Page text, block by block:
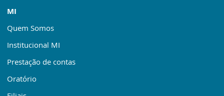
MI
Quem Somos
Institucional MI
Prestação de contas
Oratório